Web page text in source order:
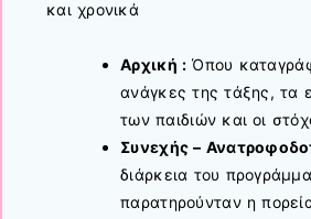
και χρονικά
Αρχική : Όπου
ανάγκες της τάξης, τα
των παιδιών και οι
Συνεχής –
διάρκεια του
παρατηρούνταν η